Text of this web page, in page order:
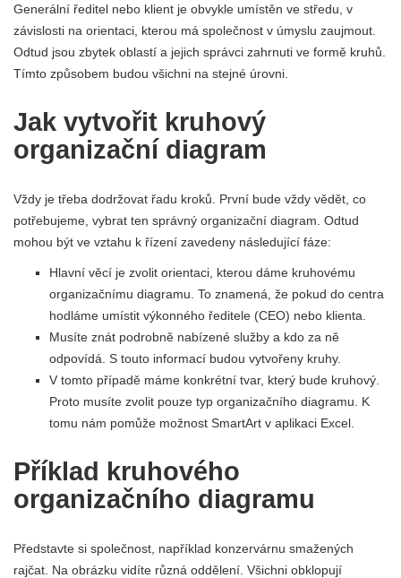
Generální ředitel nebo klient je obvykle umístěn ve středu, v
závislosti na orientaci, kterou má společnost v úmyslu zaujmout.
Odtud jsou zbytek oblastí a jejich správci zahrnuti ve formě kruhů.
Tímto způsobem budou všichni na stejné úrovni.
Jak vytvořit kruhový
organizační diagram
Vždy je třeba dodržovat řadu kroků. První bude vždy vědět, co
potřebujeme, vybrat ten správný organizační diagram. Odtud
mohou být ve vztahu k řízení zavedeny následující fáze:
Hlavní věcí je zvolit orientaci, kterou dáme kruhovému
organizačnímu diagramu. To znamená, že pokud do centra
hodláme umístit výkonného ředitele (CEO) nebo klienta.
Musíte znát podrobně nabízené služby a kdo za ně
odpovídá. S touto informací budou vytvořeny kruhy.
V tomto případě máme konkrétní tvar, který bude kruhový.
Proto musíte zvolit pouze typ organizačního diagramu. K
tomu nám pomůže možnost SmartArt v aplikaci Excel.
Příklad kruhového
organizačního diagramu
Představte si společnost, například konzervárnu smažených
rajčat. Na obrázku vidíte různá oddělení. Všichni obklopují